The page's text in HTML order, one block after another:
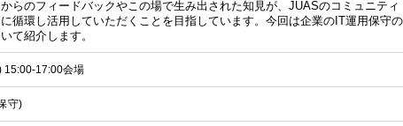
らのフィードバックやこの場で生み出された知見が、JUASのコミュニティ
循環し活用していただくことを目指しています。今回は企業のIT運用保守の
て紹介します。
15:00-17:00会場
守)